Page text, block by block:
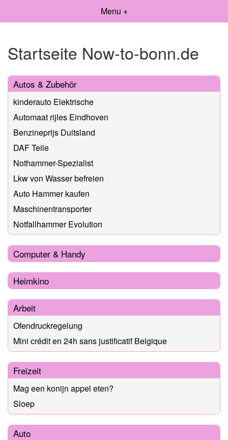
Menu +
Startseite Now-to-bonn.de
Autos & Zubehör
kinderauto Elektrische
Automaat rijles Eindhoven
Benzineprijs Duitsland
DAF Teile
Nothammer-Spezialist
Lkw von Wasser befreien
Auto Hammer kaufen
Maschinentransporter
Notfallhammer Evolution
Computer & Handy
Heimkino
Arbeit
Ofendruckregelung
Mini crédit en 24h sans justificatif Belgique
Freizeit
Mag een konijn appel eten?
Sloep
Auto